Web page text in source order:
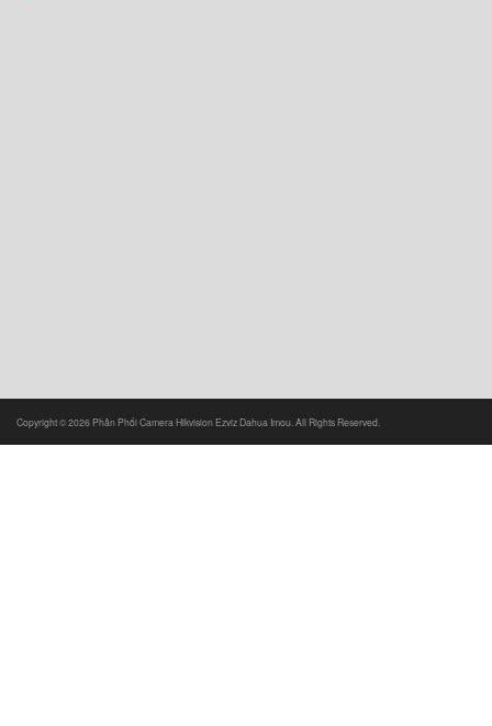
Copyright © 2026 Phân Phối Camera Hikvision Ezviz Dahua Imou. All Rights Reserved.